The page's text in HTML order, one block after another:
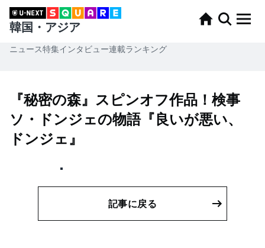
韓国・アジア
ニュース特集インタビュー連載ランキング
『秘密の森』スピンオフ作品！検事
ソ・ドンジェの物語『良いが悪い、
ドンジェ』
記事に戻る